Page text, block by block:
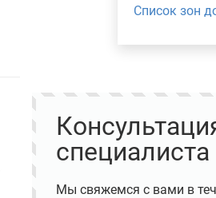
Список зон
специалиста
Мы свяжемся с вами в